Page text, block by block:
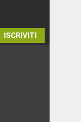
ISCRIVITI